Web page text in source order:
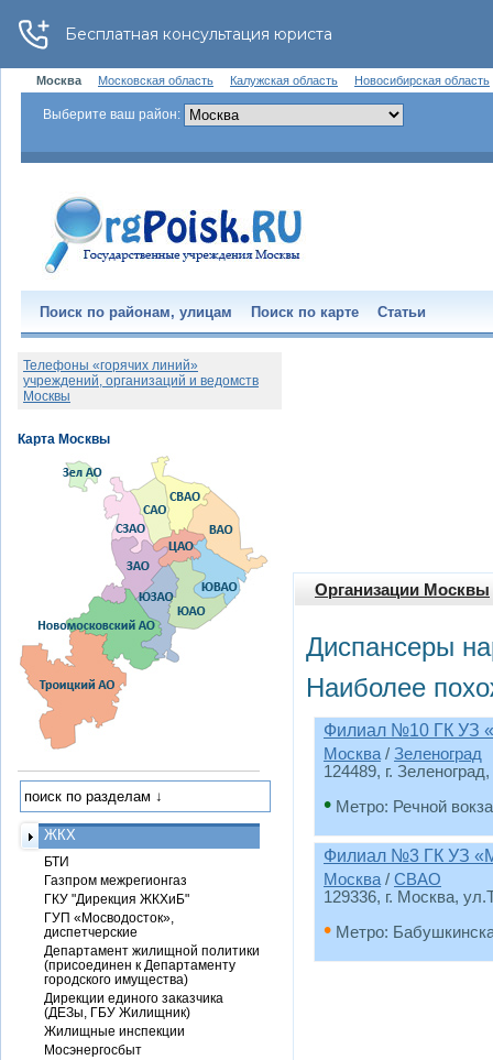
Москва Московская область Калужская область Новосибирская область
Выберите ваш район:
Поиск по районам, улицам Поиск по карте Статьи
Организации Москвы
Диспансеры
Наиболее
Филиал №10 ГК УЗ
Москва / Зеленоград
124489, г.
• Метро: Речной
Филиал №3 ГК УЗ
Москва / СВАО
129336, г. Москва,
• Метро:
Телефоны «горячих линий»
учреждений, организаций и ведомств
Москвы
ЖКХ
БТИ
Газпром межрегионгаз
ГКУ "Дирекция ЖКХиБ"
ГУП «Мосводосток»,
диспетчерские
Департамент жилищной политики
(присоединен к Департаменту
городского имущества)
Дирекции единого заказчика
(ДЕЗы, ГБУ Жилищник)
Жилищные инспекции
Мосэнергосбыт